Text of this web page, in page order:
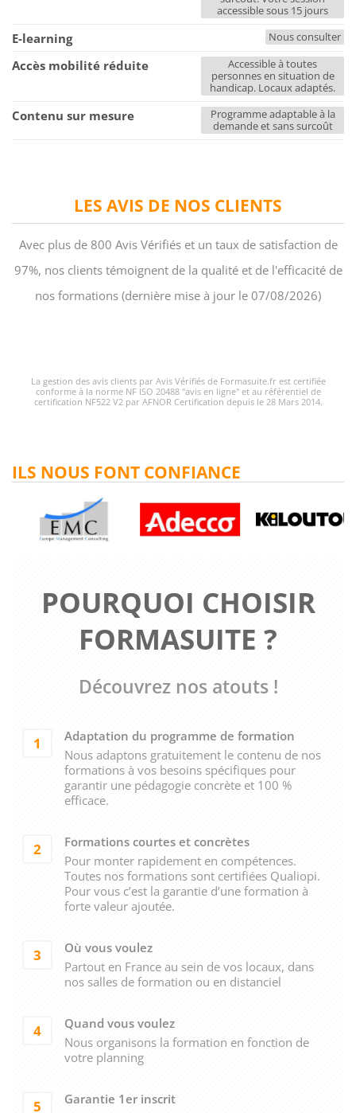
LES AVIS DE NOS CLIENTS
Avec plus de 800 Avis Vérifiés et un taux de satisfaction de
97%, nos clients témoignent de la qualité et de l'efficacité de
nos formations (dernière mise à jour le 07/08/2026)
La gestion des avis clients par Avis Vérifiés de Formasuite.fr est certifiée
conforme à la norme NF ISO 20488 "avis en ligne" et au référentiel de
certification NF522 V2 par AFNOR Certification depuis le 28 Mars 2014.
POURQUOI CHOISIR
FORMASUITE ?
Découvrez nos atouts !
1
Adaptation du programme de formation
Nous adaptons gratuitement le contenu de nos
formations à vos besoins spécifiques pour
garantir une pédagogie concrète et 100 %
efficace.
2
Formations courtes et concrètes
Pour monter rapidement en compétences.
Toutes nos formations sont certifiées Qualiopi.
Pour vous c’est la garantie d’une formation à
forte valeur ajoutée.
3
Où vous voulez
Partout en France au sein de vos locaux, dans
nos salles de formation ou en distanciel
4
Quand vous voulez
Nous organisons la formation en fonction de
votre planning
5
Garantie 1er inscrit
ILS NOUS FONT CONFIANCE
accessible sous 15 jours
E-learning Nous consulter
Accès mobilité réduite
Accessible à toutes
personnes en situation de
handicap. Locaux adaptés.
Contenu sur mesure
Programme adaptable à la
demande et sans surcoût